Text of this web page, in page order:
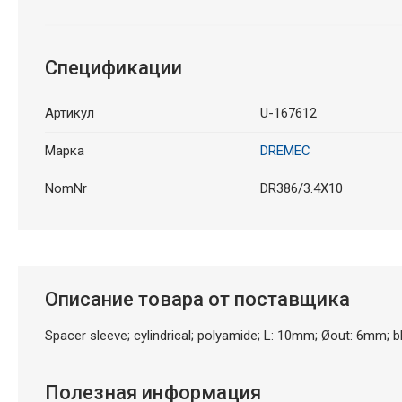
Спецификации
Артикул U-167612
Марка DREMEC
NomNr DR386/3.4X10
Описание товара от поставщика
Spacer sleeve; cylindrical; polyamide; L: 10mm; Øout: 6mm;
Полезная информация